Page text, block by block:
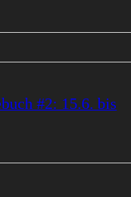
#2: 15.6. bis